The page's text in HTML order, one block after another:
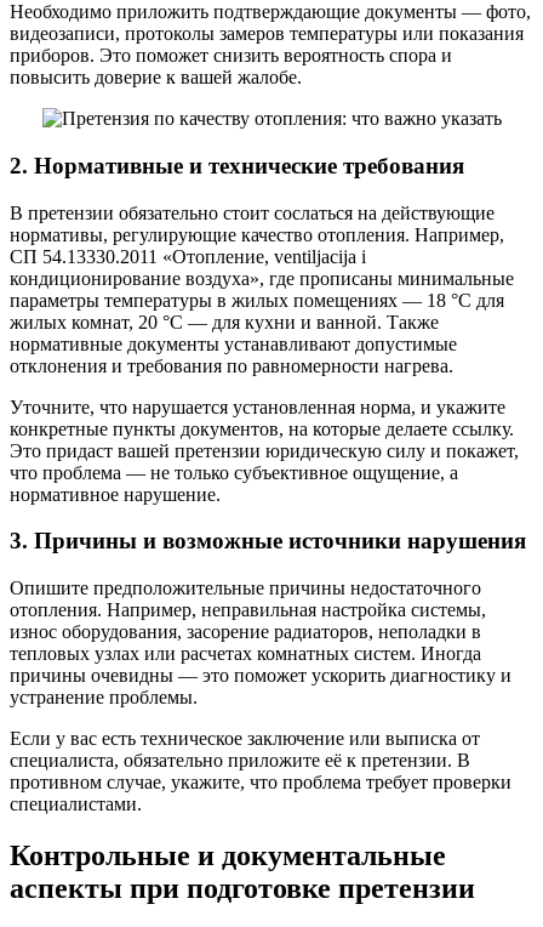
Необходимо приложить подтверждающие документы — фото,
видеозаписи, протоколы замеров температуры или показания
приборов. Это поможет снизить вероятность спора и
повысить доверие к вашей жалобе.
2. Нормативные и технические требования
В претензии обязательно стоит сослаться на действующие
нормативы, регулирующие качество отопления. Например,
СП 54.13330.2011 «Отопление, ventiljacija i
кондиционирование воздуха», где прописаны минимальные
параметры температуры в жилых помещениях — 18 °C для
жилых комнат, 20 °C — для кухни и ванной. Также
нормативные документы устанавливают допустимые
отклонения и требования по равномерности нагрева.
Уточните, что нарушается установленная норма, и укажите
конкретные пункты документов, на которые делаете ссылку.
Это придаст вашей претензии юридическую силу и покажет,
что проблема — не только субъективное ощущение, а
нормативное нарушение.
3. Причины и возможные источники нарушения
Опишите предположительные причины недостаточного
отопления. Например, неправильная настройка системы,
износ оборудования, засорение радиаторов, неполадки в
тепловых узлах или расчетах комнатных систем. Иногда
причины очевидны — это поможет ускорить диагностику и
устранение проблемы.
Если у вас есть техническое заключение или выписка от
специалиста, обязательно приложите её к претензии. В
противном случае, укажите, что проблема требует проверки
специалистами.
Контрольные и документальные
аспекты при подготовке претензии